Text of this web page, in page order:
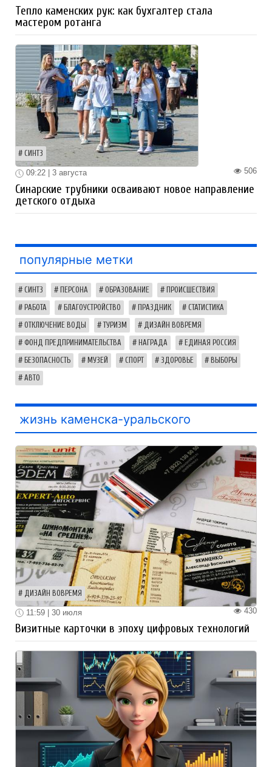
Тепло каменских рук: как бухгалтер стала
мастером ротанга
СИНТЗ
506
09:22 | 3 августа
Синарские трубники осваивают новое направление
детского отдыха
популярные метки
СИНТЗ ПЕРСОНА ОБРАЗОВАНИЕ ПРОИСШЕСТВИЯ
РАБОТА БЛАГОУСТРОЙСТВО ПРАЗДНИК СТАТИСТИКА
ОТКЛЮЧЕНИЕ ВОДЫ ТУРИЗМ ДИЗАЙН ВОВРЕМЯ
ФОНД ПРЕДПРИНИМАТЕЛЬСТВА НАГРАДА ЕДИНАЯ РОССИЯ
БЕЗОПАСНОСТЬ МУЗЕЙ СПОРТ ЗДОРОВЬЕ ВЫБОРЫ
АВТО
жизнь каменска-уральского
ДИЗАЙН ВОВРЕМЯ
430
11:59 | 30 июля
Визитные карточки в эпоху цифровых технологий